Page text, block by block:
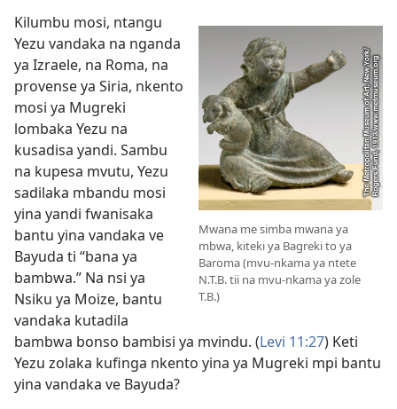
Mwana me simba mwana ya
mbwa, kiteki ya Bagreki to ya
Baroma (mvu-nkama ya ntete
N.T.B. tii na mvu-nkama ya zole
T.B.)
Kilumbu mosi, ntangu
Yezu vandaka na nganda
ya Izraele, na Roma, na
provense ya Siria, nkento
mosi ya Mugreki
lombaka Yezu na
kusadisa yandi. Sambu
na kupesa mvutu, Yezu
sadilaka mbandu mosi
yina yandi fwanisaka
bantu yina vandaka ve
Bayuda ti “bana ya
bambwa.” Na nsi ya
Nsiku ya Moize, bantu
vandaka kutadila
bambwa bonso bambisi ya mvindu. (Levi 11:27) Keti
Yezu zolaka kufinga nkento yina ya Mugreki mpi bantu
yina vandaka ve Bayuda?